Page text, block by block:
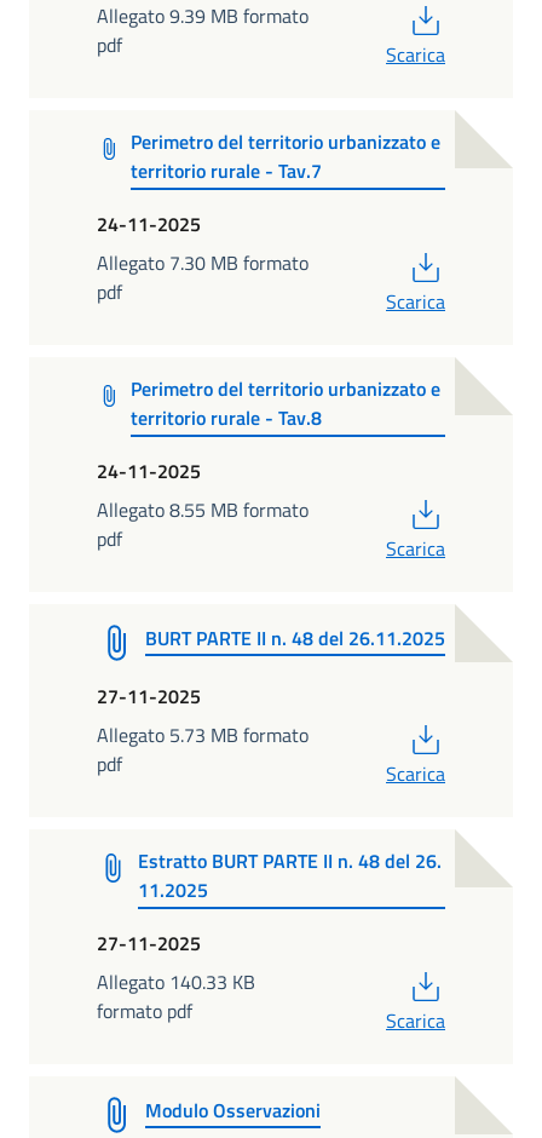
Allegato 9.39 MB formato
pdf
Scarica
Perimetro del territorio urbanizzato e
territorio rurale - Tav.7
24-11-2025
Allegato 7.30 MB formato
pdf
Scarica
Perimetro del territorio urbanizzato e
territorio rurale - Tav.8
24-11-2025
Allegato 8.55 MB formato
pdf
Scarica
BURT PARTE II n. 48 del 26.11.2025
27-11-2025
Allegato 5.73 MB formato
pdf
Scarica
Estratto BURT PARTE II n. 48 del 26.
11.2025
27-11-2025
Allegato 140.33 KB
formato pdf
Scarica
Modulo Osservazioni